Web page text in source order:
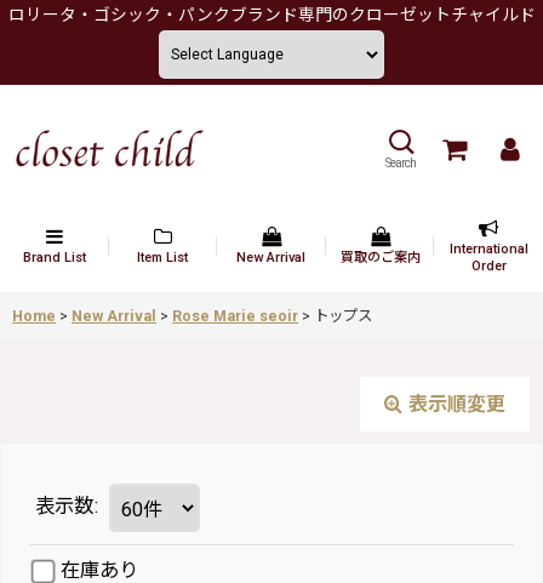
ロリータ・ゴシック・パンクブランド専門のクローゼットチャイルド
Search
Brand List Item List New Arrival 買取のご案内
International
Order
Home > New Arrival > Rose Marie seoir > トップス
表示順変更
表示数:
在庫あり